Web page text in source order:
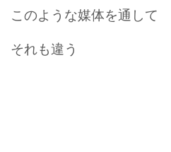
このような媒体を通して
それも違う